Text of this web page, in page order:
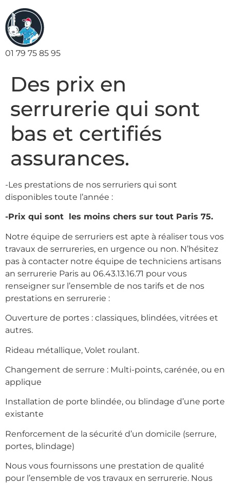
01 79 75 85 95
Des prix en
serrurerie qui sont
bas et certifiés
assurances.
-Les prestations de nos serruriers qui sont
disponibles toute l’année :
-Prix qui sont les moins chers sur tout Paris 75.
Notre équipe de serruriers est apte à réaliser tous vos
travaux de serrureries, en urgence ou non. N’hésitez
pas à contacter notre équipe de techniciens artisans
an serrurerie Paris au 06.43.13.16.71 pour vous
renseigner sur l’ensemble de nos tarifs et de nos
prestations en serrurerie :
Ouverture de portes : classiques, blindées, vitrées et
autres.
Rideau métallique, Volet roulant.
Changement de serrure : Multi-points, carénée, ou en
applique
Installation de porte blindée, ou blindage d’une porte
existante
Renforcement de la sécurité d’un domicile (serrure,
portes, blindage)
Nous vous fournissons une prestation de qualité
pour l’ensemble de vos travaux en serrurerie. Nous